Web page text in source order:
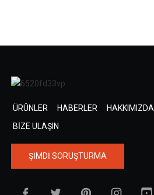
ÜRÜNLER HABERLER HAKKIMIZDA
BIZE ULAŞIN
ŞIMDI SORUŞTURMA